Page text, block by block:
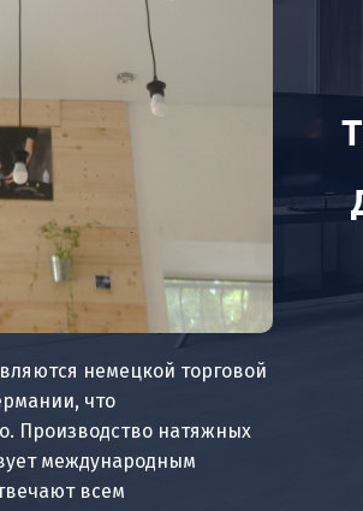
немецкой торговой
что
Производство натяжных
международным
всем